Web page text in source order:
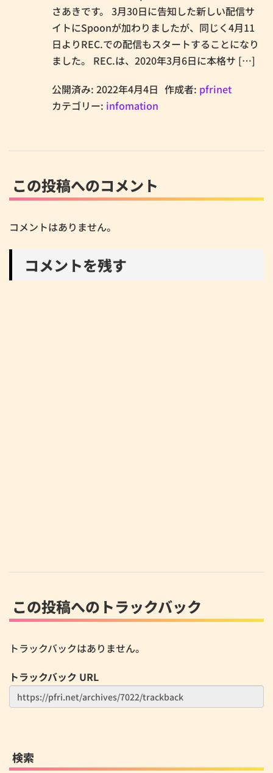
さあきです。 3月30日に告知した新しい配信サ
イトにSpoonが加わりましたが、同じく4月11
日よりREC.での配信もスタートすることになり
ました。 REC.は、2020年3月6日に本格サ […]
公開済み: 2022年4月4日 作成者: pfrinet
カテゴリー: infomation
この投稿へのコメント
コメントはありません。
コメントを残す
この投稿へのトラックバック
トラックバックはありません。
トラックバック URL
検索